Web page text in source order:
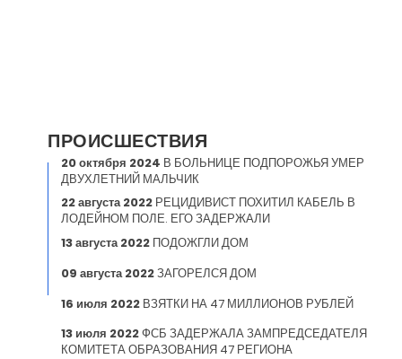
ПРОИСШЕСТВИЯ
20 октября 2024 В БОЛЬНИЦЕ ПОДПОРОЖЬЯ УМЕР
ДВУХЛЕТНИЙ МАЛЬЧИК
22 августа 2022 РЕЦИДИВИСТ ПОХИТИЛ КАБЕЛЬ В
ЛОДЕЙНОМ ПОЛЕ. ЕГО ЗАДЕРЖАЛИ
13 августа 2022 ПОДОЖГЛИ ДОМ
09 августа 2022ЗАГОРЕЛСЯ ДОМ
16 июля 2022 ВЗЯТКИ НА 47 МИЛЛИОНОВ РУБЛЕЙ
13 июля 2022ФСБ ЗАДЕРЖАЛА ЗАМПРЕДСЕДАТЕЛЯ
КОМИТЕТА ОБРАЗОВАНИЯ 47 РЕГИОНА